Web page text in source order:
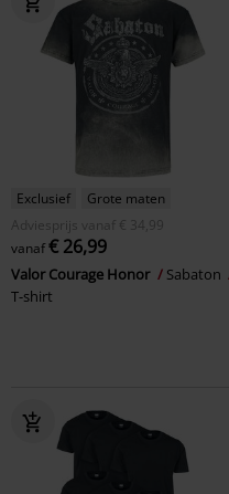
Exclusief
Grote maten
Adviesprijs
vanaf € 34,99
vanaf€ 26,99
Valor Courage Honor
Sabaton
T-shirt